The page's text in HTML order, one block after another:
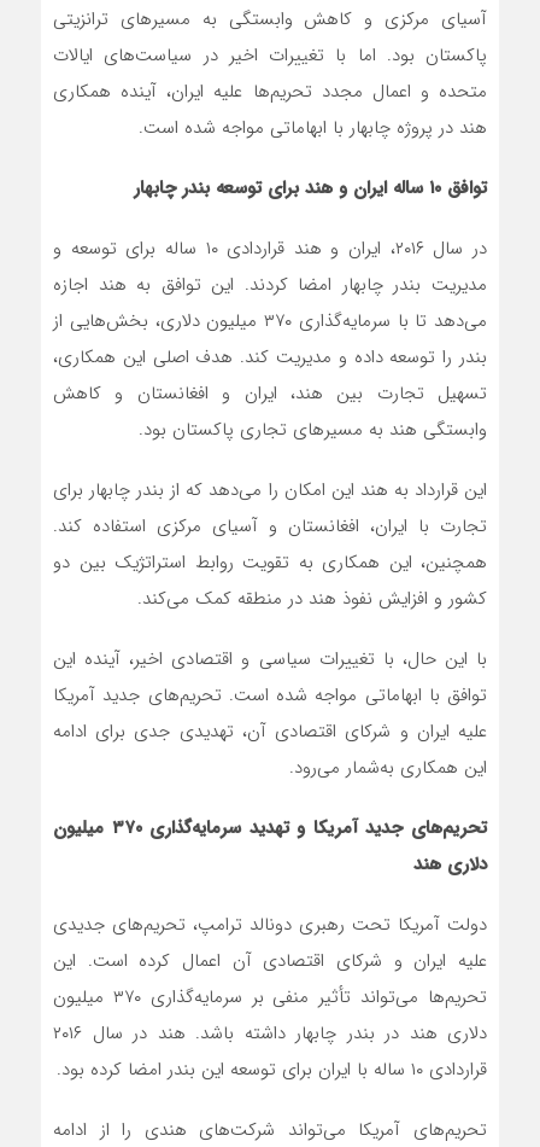
آسیای مرکزی و کاهش وابستگی به مسیرهای ترانزیتی
پاکستان بود. اما با تغییرات اخیر در سیاست‌های ایالات
متحده و اعمال مجدد تحریم‌ها علیه ایران، آینده همکاری
هند در پروژه چابهار با ابهاماتی مواجه شده است.
توافق ۱۰ ساله ایران و هند برای توسعه بندر چابهار
در سال ۲۰۱۶، ایران و هند قراردادی ۱۰ ساله برای توسعه و
مدیریت بندر چابهار امضا کردند. این توافق به هند اجازه
می‌دهد تا با سرمایه‌گذاری ۳۷۰ میلیون دلاری، بخش‌هایی از
بندر را توسعه داده و مدیریت کند. هدف اصلی این همکاری،
تسهیل تجارت بین هند، ایران و افغانستان و کاهش
وابستگی هند به مسیرهای تجاری پاکستان بود.
این قرارداد به هند این امکان را می‌دهد که از بندر چابهار برای
تجارت با ایران، افغانستان و آسیای مرکزی استفاده کند.
همچنین، این همکاری به تقویت روابط استراتژیک بین دو
کشور و افزایش نفوذ هند در منطقه کمک می‌کند.
با این حال، با تغییرات سیاسی و اقتصادی اخیر، آینده این
توافق با ابهاماتی مواجه شده است. تحریم‌های جدید آمریکا
علیه ایران و شرکای اقتصادی آن، تهدیدی جدی برای ادامه
این همکاری به‌شمار می‌رود.
تحریم‌های جدید آمریکا و تهدید سرمایه‌گذاری ۳۷۰ میلیون
دلاری هند
دولت آمریکا تحت رهبری دونالد ترامپ، تحریم‌های جدیدی
علیه ایران و شرکای اقتصادی آن اعمال کرده است. این
تحریم‌ها می‌تواند تأثیر منفی بر سرمایه‌گذاری ۳۷۰ میلیون
دلاری هند در بندر چابهار داشته باشد. هند در سال ۲۰۱۶
قراردادی ۱۰ ساله با ایران برای توسعه این بندر امضا کرده بود.
تحریم‌های آمریکا می‌تواند شرکت‌های هندی را از ادامه